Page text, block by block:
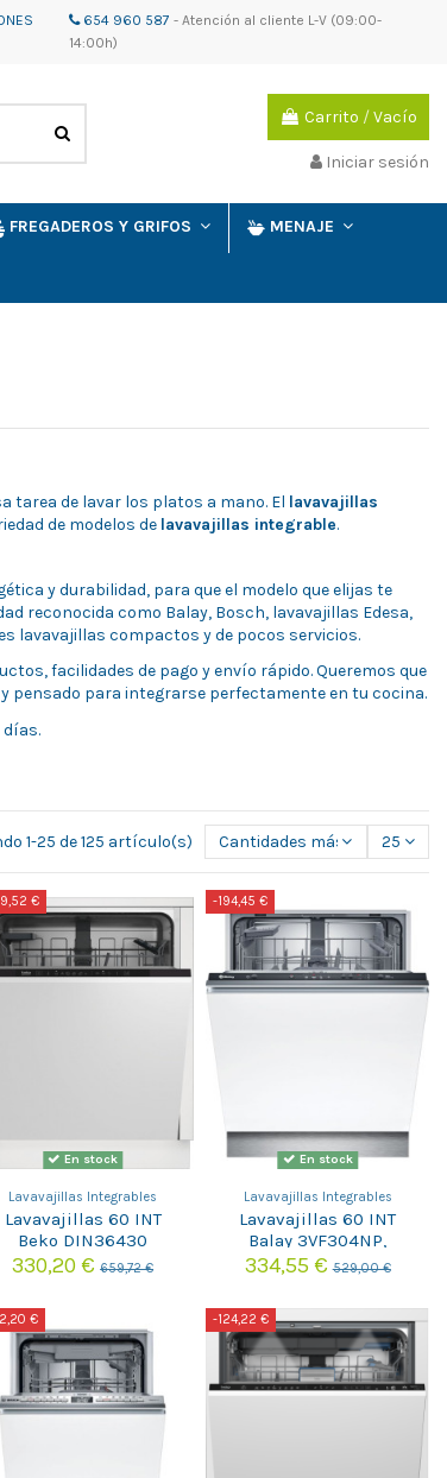
654 960 587 - Atención al cliente L-V (09:00-
14:00h)
Carrito /Vacío
Iniciar sesión
FREGADEROS Y GRIFOS MENAJE
tarea de lavar los platos a mano. El lavavajillas
de modelos de lavavajillas integrable.
y durabilidad, para que el modelo que elijas te
reconocida como Balay, Bosch, lavavajillas Edesa,
lavavajillas compactos y de pocos servicios.
facilidades de pago y envío rápido. Queremos que
pensado para integrarse perfectamente en tu cocina.
1-25 de 125 artículo(s) Cantidades más grandes
25
€
En stock
Lavavajillas Integrables
Lavavajillas 60 INT
Beko DIN36430
330,20 €659,72 €
-194,45 €
En stock
Lavavajillas Integrables
Lavavajillas 60 INT
Balay 3VF304NP,
TÃ¡ctico
334,55 €529,00 €
€ -124,22 €